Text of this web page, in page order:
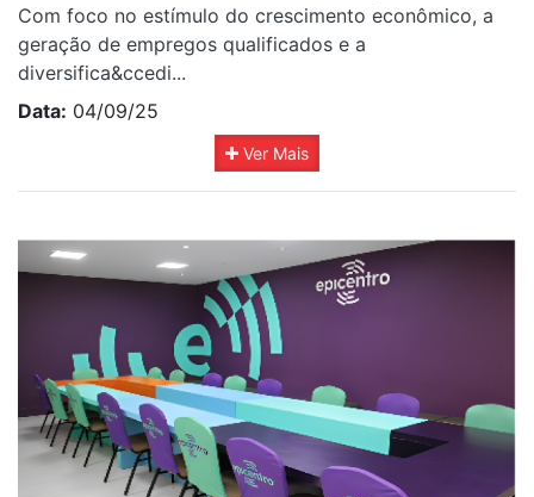
Com foco no estímulo do crescimento econômico, a
geração de empregos qualificados e a
diversifica&ccedi...
Data: 04/09/25
Ver Mais